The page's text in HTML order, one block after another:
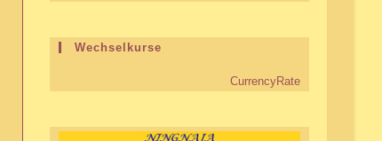
Wechselkurse
CurrencyRate